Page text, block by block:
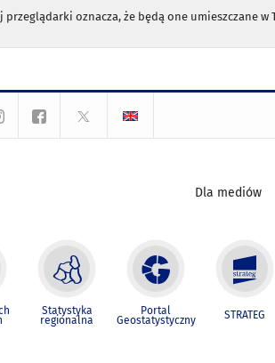
oznacza, że będą one umieszczane
Dla mediów
Statystyka
regionalna
Portal
Geostatystyczny STRATEG